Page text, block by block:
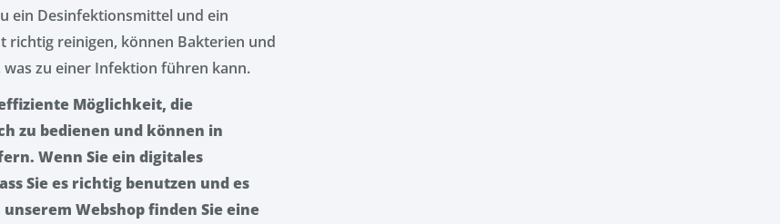
ein Desinfektionsmittel und ein
richtig reinigen, können Bakterien und
zu einer Infektion führen kann.
Möglichkeit, die
zu bedienen und können in
Wenn Sie ein digitales
Sie es richtig benutzen und es
Webshop finden Sie eine